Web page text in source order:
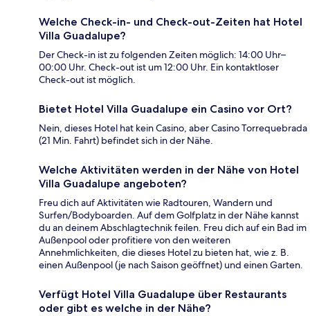
Welche Check-in- und Check-out-Zeiten hat Hotel
Villa Guadalupe?
Der Check-in ist zu folgenden Zeiten möglich: 14:00 Uhr–
00:00 Uhr. Check-out ist um 12:00 Uhr. Ein kontaktloser
Check-out ist möglich.
Bietet Hotel Villa Guadalupe ein Casino vor Ort?
Nein, dieses Hotel hat kein Casino, aber Casino Torrequebrada
(21 Min. Fahrt) befindet sich in der Nähe.
Welche Aktivitäten werden in der Nähe von Hotel
Villa Guadalupe angeboten?
Freu dich auf Aktivitäten wie Radtouren, Wandern und
Surfen/Bodyboarden. Auf dem Golfplatz in der Nähe kannst
du an deinem Abschlagtechnik feilen. Freu dich auf ein Bad im
Außenpool oder profitiere von den weiteren
Annehmlichkeiten, die dieses Hotel zu bieten hat, wie z. B.
einen Außenpool (je nach Saison geöffnet) und einen Garten.
Verfügt Hotel Villa Guadalupe über Restaurants
oder gibt es welche in der Nähe?